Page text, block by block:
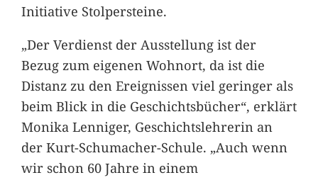
Initiative Stolpersteine.
„Der Verdienst der Ausstellung ist der
Bezug zum eigenen Wohnort, da ist die
Distanz zu den Ereignissen viel geringer als
beim Blick in die Geschichtsbücher“, erklärt
Monika Lenniger, Geschichtslehrerin an
der Kurt-Schumacher-Schule. „Auch wenn
wir schon 60 Jahre in einem